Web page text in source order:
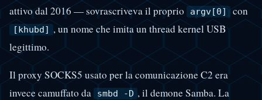
attivo dal 2016 — sovrascriveva il proprio
argv[0] con
[khubd] , un nome che imita un thread kernel USB
legittimo.
Il proxy SOCKS5 usato per la comunicazione C2 era
invece camuffato da
smbd -D , il demone Samba. La